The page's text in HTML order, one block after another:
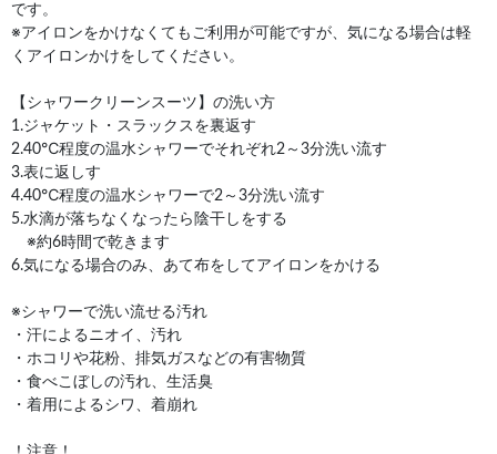
です。
※アイロンをかけなくてもご利用が可能ですが、気になる場合は軽
くアイロンかけをしてください。
【シャワークリーンスーツ】の洗い方
1.ジャケット・スラックスを裏返す
2.40℃程度の温水シャワーでそれぞれ2～3分洗い流す
3.表に返しす
4.40℃程度の温水シャワーで2～3分洗い流す
5.水滴が落ちなくなったら陰干しをする
※約6時間で乾きます
6.気になる場合のみ、あて布をしてアイロンをかける
※シャワーで洗い流せる汚れ
・汗によるニオイ、汚れ
・ホコリや花粉、排気ガスなどの有害物質
・食べこぼしの汚れ、生活臭
・着用によるシワ、着崩れ